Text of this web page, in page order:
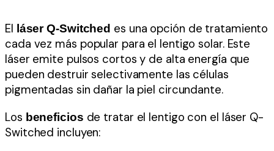
El láser Q-Switched es una opción de tratamiento
cada vez más popular para el lentigo solar. Este
láser emite pulsos cortos y de alta energía que
pueden destruir selectivamente las células
pigmentadas sin dañar la piel circundante.
Los beneficios de tratar el lentigo con el láser Q-
Switched incluyen: